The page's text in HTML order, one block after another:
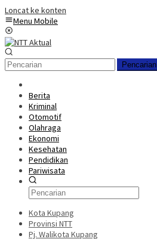
Loncat ke konten
Menu Mobile
Pencarian
Berita
Kriminal
Otomotif
Olahraga
Ekonomi
Kesehatan
Pendidikan
Pariwisata
Kota Kupang
Provinsi NTT
Pj. Walikota Kupang